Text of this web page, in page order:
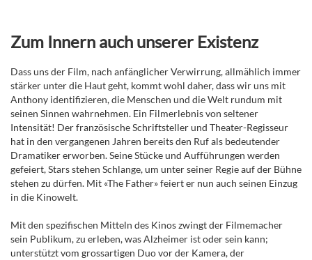
Zum Innern auch unserer Existenz
Dass uns der Film, nach anfänglicher Verwirrung, allmählich immer
stärker unter die Haut geht, kommt wohl daher, dass wir uns mit
Anthony identifizieren, die Menschen und die Welt rundum mit
seinen Sinnen wahrnehmen. Ein Filmerlebnis von seltener
Intensität! Der französische Schriftsteller und Theater-Regisseur
hat in den vergangenen Jahren bereits den Ruf als bedeutender
Dramatiker erworben. Seine Stücke und Aufführungen werden
gefeiert, Stars stehen Schlange, um unter seiner Regie auf der Bühne
stehen zu dürfen. Mit «The Father» feiert er nun auch seinen Einzug
in die Kinowelt.
Mit den spezifischen Mitteln des Kinos zwingt der Filmemacher
sein Publikum, zu erleben, was Alzheimer ist oder sein kann;
unterstützt vom grossartigen Duo vor der Kamera, der